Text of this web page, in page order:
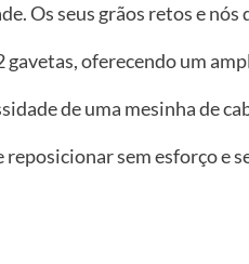
Os seus grãos retos e
oferecendo um
de uma mesinha de
sem esforço e